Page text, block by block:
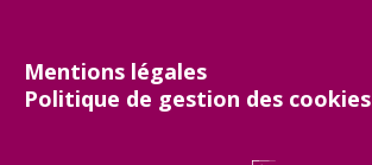
Mentions légales
Politique de gestion des cookies